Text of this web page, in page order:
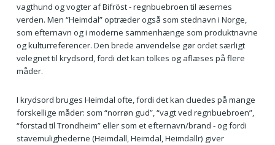
vagthund og vogter af Bifröst - regnbuebroen til æsernes
verden. Men “Heimdal” optræder også som stednavn i Norge,
som efternavn og i moderne sammenhænge som produktnavne
og kulturreferencer. Den brede anvendelse gør ordet særligt
velegnet til krydsord, fordi det kan tolkes og aflæses på flere
måder.
I krydsord bruges Heimdal ofte, fordi det kan cluedes på mange
forskellige måder: som “norrøn gud”, “vagt ved regnbuebroen”,
“forstad til Trondheim” eller som et efternavn/brand - og fordi
stavemulighederne (Heimdall, Heimdal, Heimdallr) giver